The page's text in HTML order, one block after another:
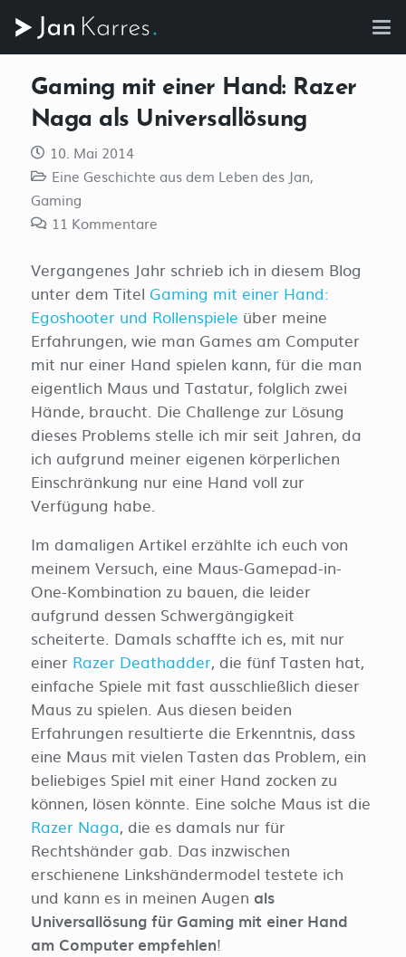
Gaming mit einer Hand: Razer
Naga als Universallösung
10. Mai 2014
Eine Geschichte aus dem Leben des Jan,
Gaming
11 Kommentare
Vergangenes Jahr schrieb ich in diesem Blog
unter dem Titel Gaming mit einer Hand:
Egoshooter und Rollenspiele über meine
Erfahrungen, wie man Games am Computer
mit nur einer Hand spielen kann, für die man
eigentlich Maus und Tastatur, folglich zwei
Hände, braucht. Die Challenge zur Lösung
dieses Problems stelle ich mir seit Jahren, da
ich aufgrund meiner eigenen körperlichen
Einschränkung nur eine Hand voll zur
Verfügung habe.
Im damaligen Artikel erzählte ich euch von
meinem Versuch, eine Maus-Gamepad-in-
One-Kombination zu bauen, die leider
aufgrund dessen Schwergängigkeit
scheiterte. Damals schaffte ich es, mit nur
einer Razer Deathadder, die fünf Tasten hat,
einfache Spiele mit fast ausschließlich dieser
Maus zu spielen. Aus diesen beiden
Erfahrungen resultierte die Erkenntnis, dass
eine Maus mit vielen Tasten das Problem, ein
beliebiges Spiel mit einer Hand zocken zu
können, lösen könnte. Eine solche Maus ist die
Razer Naga, die es damals nur für
Rechtshänder gab. Das inzwischen
erschienene Linkshändermodel testete ich
und kann es in meinen Augen als
Universallösung für Gaming mit einer Hand
am Computer empfehlen!